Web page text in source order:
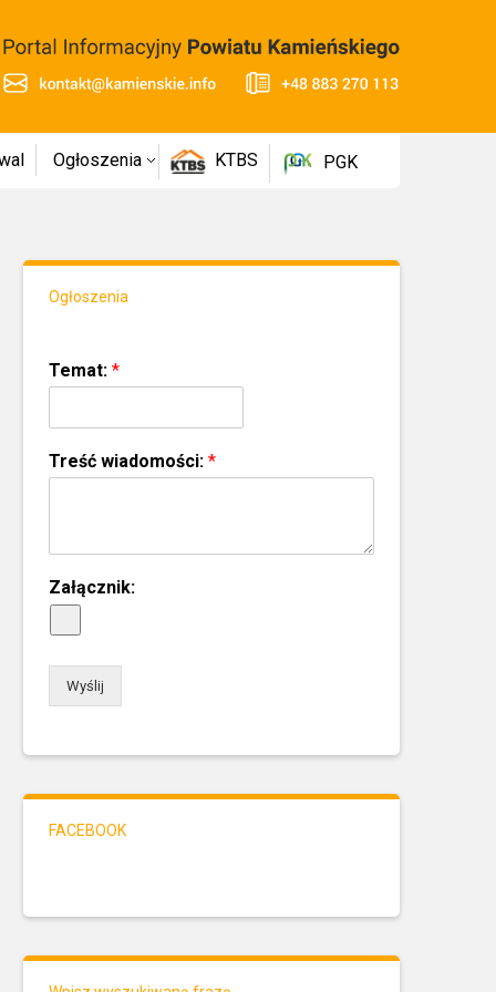
Ogłoszenia KTBS PGK
Ogłoszenia
Temat: *
Treść wiadomości: *
Załącznik:
Wyślij
FACEBOOK